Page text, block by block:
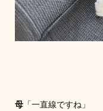
母「一直線ですね」